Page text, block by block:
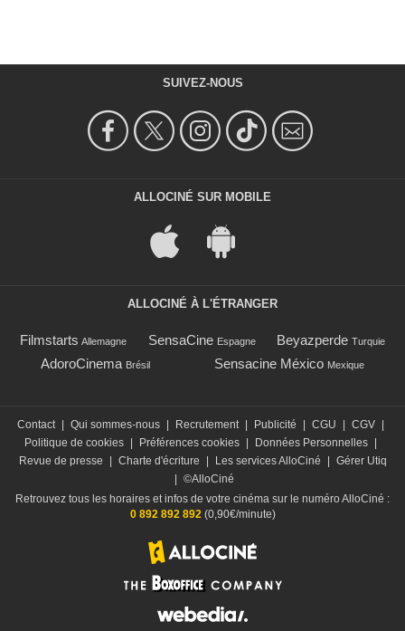
SUIVEZ-NOUS
ALLOCINÉ SUR MOBILE
ALLOCINÉ À L'ÉTRANGER
Filmstarts Allemagne SensaCine Espagne Beyazperde Turquie
AdoroCinema Brésil Sensacine México Mexique
Contact Qui sommes-nous Recrutement Publicité CGU CGV
Politique de cookies
Préférences cookies Données Personnelles
Revue de presse
Charte d'écriture Les services AlloCiné
Gérer Utiq
©AlloCiné
Retrouvez tous les horaires et infos de votre cinéma sur le numéro AlloCiné :
0 892 892 892(0,90€/minute)